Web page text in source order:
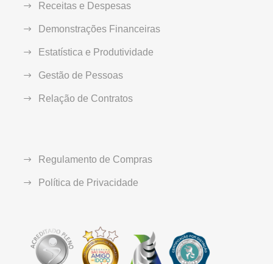
Receitas e Despesas
Demonstrações Financeiras
Estatística e Produtividade
Gestão de Pessoas
Relação de Contratos
Regulamento de Compras
Política de Privacidade